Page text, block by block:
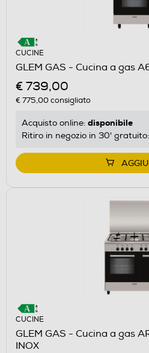
CUCINE
GLEM GAS - Cucina a gas
€ 739,00
€ 775,00consigliato
Acquisto online: disponibile
Ritiro in negozio in 30' gratuito:
CUCINE
GLEM GAS - Cucina a gas
INOX